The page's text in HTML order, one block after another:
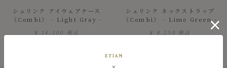
シュリンク アイウェアケース
《Combi》 - Light Gray -
¥ 14,300 税込
シュリンク ネックストラップ
《Combi》 - Lime Green -
¥ 8,250 税込